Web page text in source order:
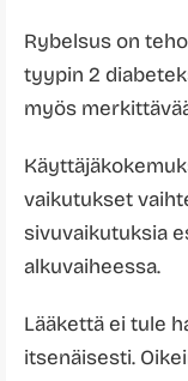
Rybelsus on
tyypin 2
myös
vaikutukset
sivuvaikutuksia
alkuvaiheessa.
Lääkettä ei tule
itsenäisesti.